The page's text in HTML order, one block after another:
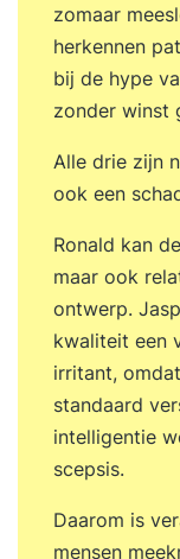
zomaar
herkennen
bij de hype
zonder winst
Alle drie zijn
ook een
Ronald kan
maar ook
ontwerp.
kwaliteit een
irritant,
standaard
intelligentie
scepsis.
Daarom is
mensen